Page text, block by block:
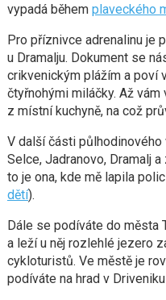
vypadá během plaveckého
Pro příznivce adrenalinu je
u Dramalju. Dokument se
crikvenickým plážím a poví
čtyřnohými miláčky. Až
z místní kuchyně, na což
V další části
Selce, Jadranovo, Dramalj
to je ona, kde mě lapila
dětí).
Dále se podíváte do města
a leží u něj rozlehlé jezero
cykloturistů. Ve městě je
podíváte na hrad v